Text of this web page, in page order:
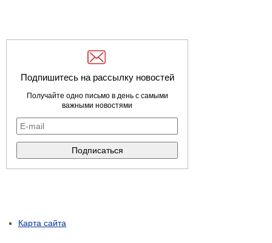
Подпишитесь на рассылку новостей
Получайте одно письмо в день с самыми
важными новостями
Карта сайта